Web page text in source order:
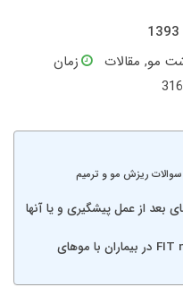
مو, مقالات
زمان
ریزش مو و ترمیم
بعد از عمل پیشگیری و یا آنها
چگونگی انجام FIT mega sessions در بیماران با موهای